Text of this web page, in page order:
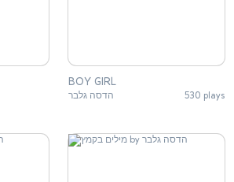
BOY GIRL
הדסה גלבר 530 plays